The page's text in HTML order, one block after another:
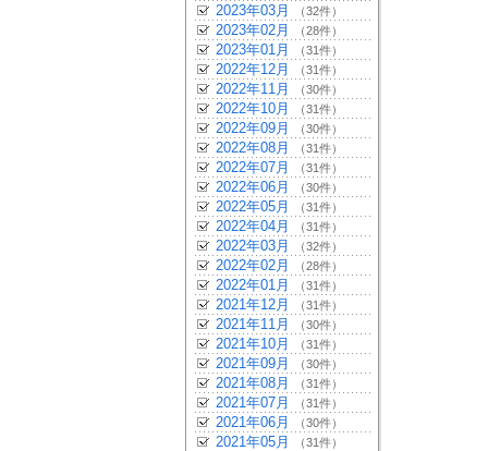
2023年03月 （32件）
2023年02月 （28件）
2023年01月 （31件）
2022年12月 （31件）
2022年11月 （30件）
2022年10月 （31件）
2022年09月 （30件）
2022年08月 （31件）
2022年07月 （31件）
2022年06月 （30件）
2022年05月 （31件）
2022年04月 （31件）
2022年03月 （32件）
2022年02月 （28件）
2022年01月 （31件）
2021年12月 （31件）
2021年11月 （30件）
2021年10月 （31件）
2021年09月 （30件）
2021年08月 （31件）
2021年07月 （31件）
2021年06月 （30件）
2021年05月 （31件）